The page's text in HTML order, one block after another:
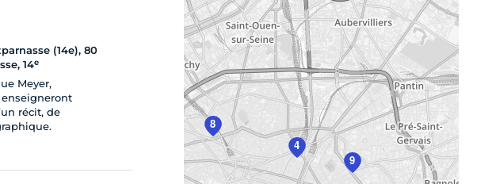
(14e), 80
14e
Meyer,
enseigneront
récit, de
4
8
9